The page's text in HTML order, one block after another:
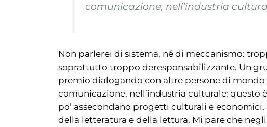
comunicazione, nell’industria
Non parlerei di sistema, né di meccanismo:
soprattutto troppo deresponsabilizzante. Un
premio dialogando con altre persone di mondo
comunicazione, nell’industria culturale: questo
po’ assecondano progetti culturali e
della letteratura e della lettura. Mi pare che